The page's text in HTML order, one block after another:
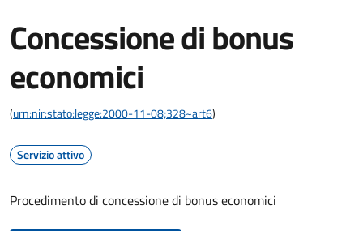
Concessione di bonus
economici
(urn:nir:stato:legge:2000-11-08;328~art6)
Servizio attivo
Procedimento di concessione di bonus economici